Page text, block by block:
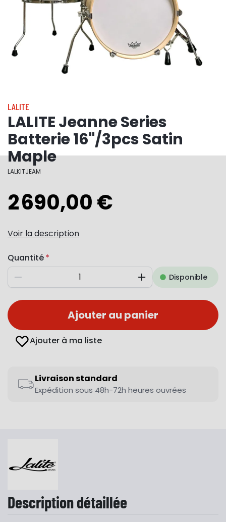
LALITE
LALITE Jeanne Series
Batterie 16"/3pcs Satin
Maple
LALKITJEAM
2 690,00 €
Voir la description
Quantité
Diminuer AugmenterDisponible
Ajouter au panier
Ajouter à ma liste
Livraison standard
Expédition sous 48h-72h heures ouvrées
Description détaillée